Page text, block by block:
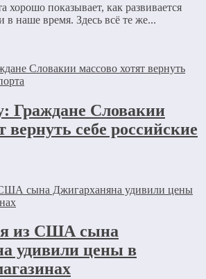
показывает, как развивается
в наше время. Здесь всё те же...
Граждане Словакии
вернуть себе российские
из США сына
удивили цены в